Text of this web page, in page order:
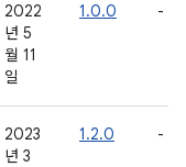
2022
년 5
월 11
일
1.0.0 -
2023
년 3
1.2.0 -